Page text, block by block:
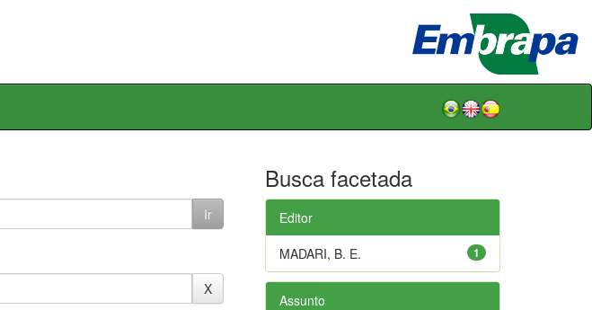
Busca facetada
Editor
1
MADARI, B. E.
Assunto